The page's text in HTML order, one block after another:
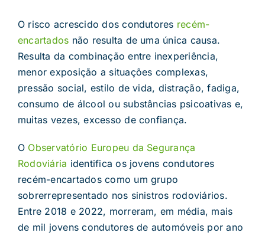
O risco acrescido dos condutores recém-
encartados não resulta de uma única causa.
Resulta da combinação entre inexperiência,
menor exposição a situações complexas,
pressão social, estilo de vida, distração, fadiga,
consumo de álcool ou substâncias psicoativas e,
muitas vezes, excesso de confiança.
O Observatório Europeu da Segurança
Rodoviária identifica os jovens condutores
recém-encartados como um grupo
sobrerrepresentado nos sinistros rodoviários.
Entre 2018 e 2022, morreram, em média, mais
de mil jovens condutores de automóveis por ano